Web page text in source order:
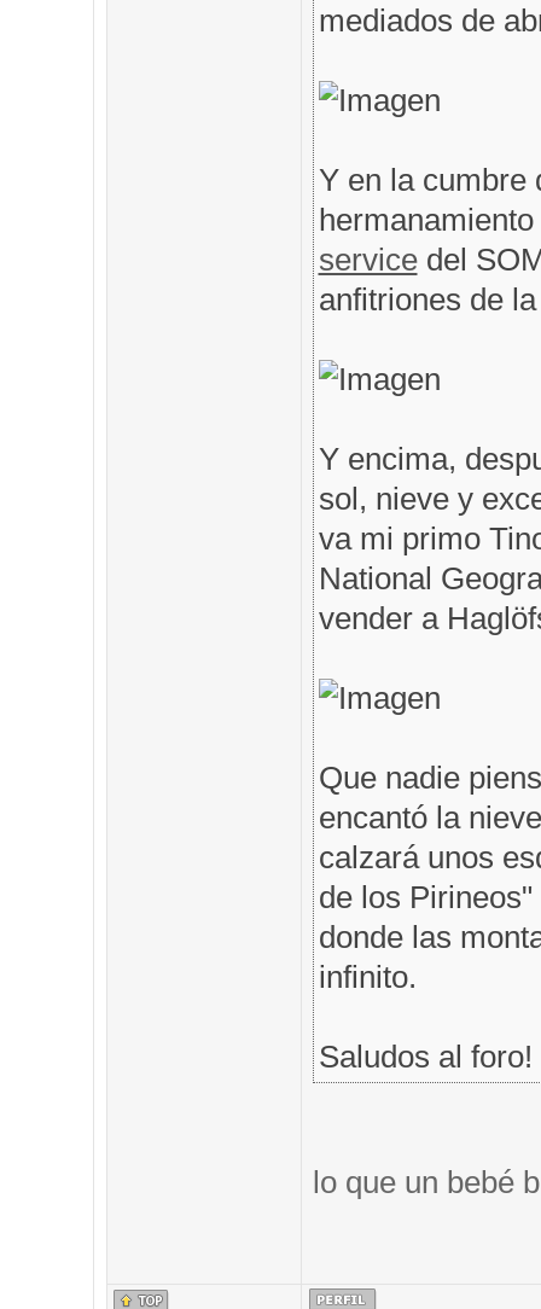
mediados de
Y en la cumbre
servicedel
anfitriones de
Y encima,
sol, nieve y
va mi primo
National
vender a
Que nadie
encantó la
calzará unos
de los
donde las
infinito.
Saludos al foro!
lo que un bebé